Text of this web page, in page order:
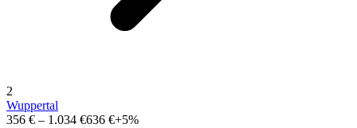
2
Wuppertal
356 € – 1.034 €636 €+5%